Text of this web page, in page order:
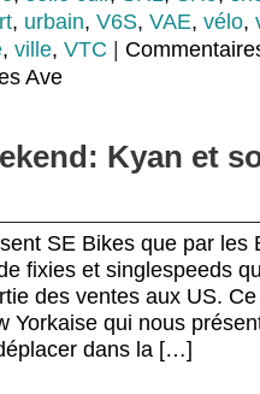
, urbain, V6S, VAE, vélo,
, ville, VTC
Ave
Kyan et
SE Bikes que par les
fixies et singlespeeds
des ventes aux US.
Yorkaise qui nous
dans la […]